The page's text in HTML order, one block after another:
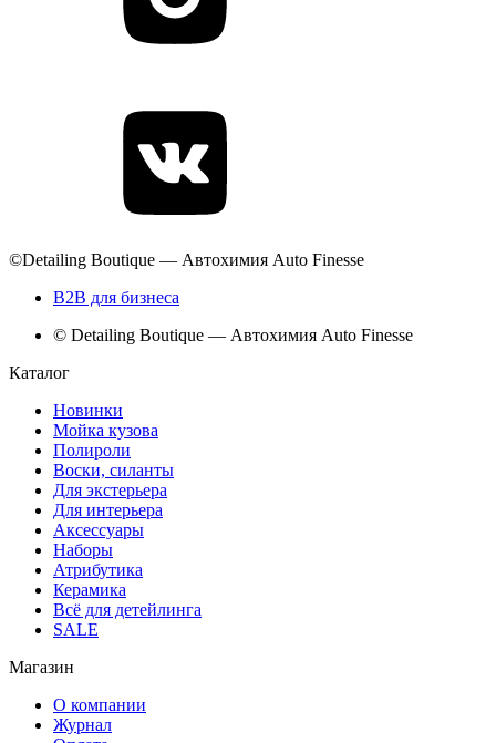
©Detailing Boutique — Автохимия Auto Finesse
B2B для бизнеса
© Detailing Boutique — Автохимия Auto Finesse
Каталог
Новинки
Мойка кузова
Полироли
Воски, силанты
Для экстерьера
Для интерьера
Аксессуары
Наборы
Атрибутика
Керамика
Всё для детейлинга
SALE
Магазин
О компании
Журнал